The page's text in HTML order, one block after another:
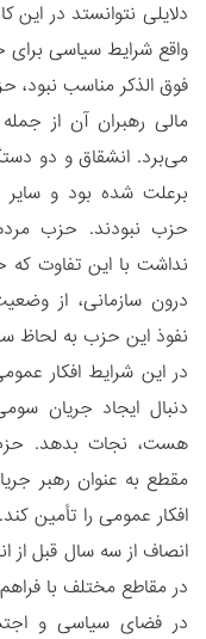
دلایلی نتوانستد در این
واقع شرایط سیاسی
فوق الذکر مناسب
مالی رهبران آن از
می‌برد. انشقاق و دو
برعلت شده بود و سایر
حزب نبودند. حزب
نداشت با این تفاوت
درون سازمانی، از
نفوذ این حزب به لحاظ
در این شرایط افکار
دنبال ایجاد جریان
هست، نجات بدهد.
مقطع به عنوان رهبر
افکار عمومی را تأمین
در مقاطع مختلف با
در فضای سیاسی و